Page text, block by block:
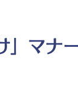
」マナ